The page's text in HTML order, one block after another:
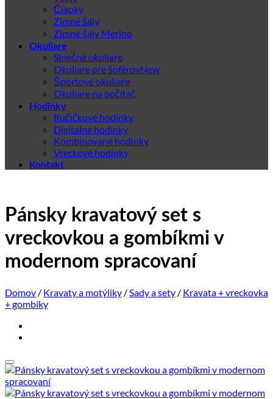
Čiapky
Zimné šály
Zimné šály Merino
Okuliare
Slnečné okuliare
Okuliare pre šoférov
Športové okuliare
Okuliare na počítač
Hodinky
Ručičkové hodinky
Digitálne hodinky
Kombinované hodinky
Vreckové hodinky
Kontakt
Pánsky kravatový set s
vreckovkou a gombíkmi v
modernom spracovaní
Domov / Kravaty a motýliky / Sady a sety / Kravata + vreckovka
+ gombíky